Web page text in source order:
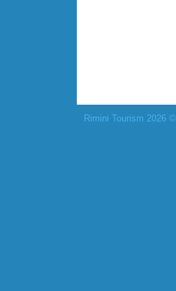
Rimini Tourism 2026 ©